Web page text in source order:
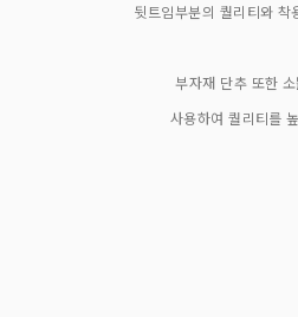
뒷트임부분의 퀄리티와 착
부자재 단추 또한
사용하여 퀄리티를